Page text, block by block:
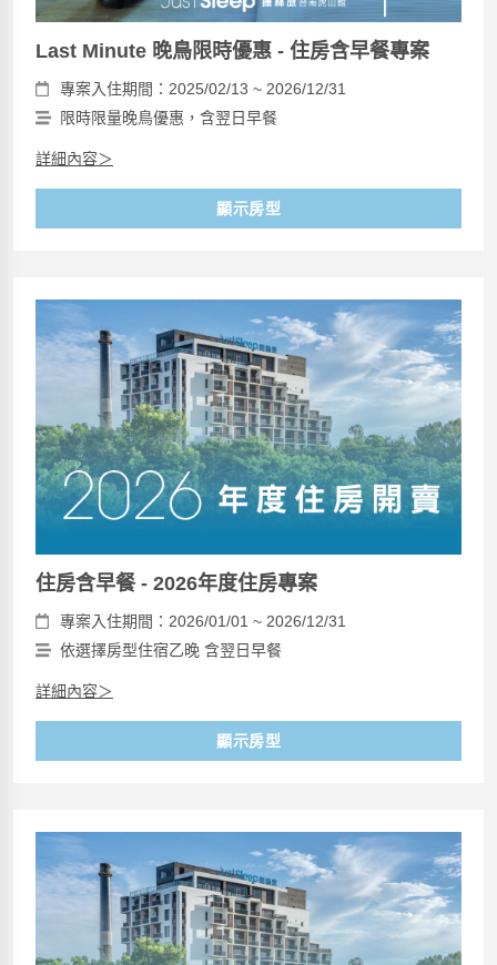
Last Minute 晚鳥限時優惠 - 住房含早餐專案
專案入住期間：2025/02/13 ~ 2026/12/31
限時限量晚鳥優惠，含翌日早餐
詳細內容＞
顯示房型
住房含早餐 - 2026年度住房專案
專案入住期間：2026/01/01 ~ 2026/12/31
依選擇房型住宿乙晚 含翌日早餐
詳細內容＞
顯示房型